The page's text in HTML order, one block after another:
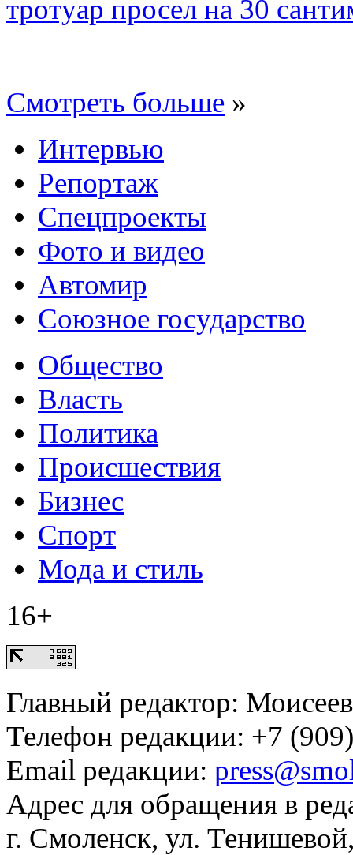
тротуар просел на 30
Смотреть больше »
Интервью
Репортаж
Спецпроекты
Фото и видео
Автомир
Союзное государство
Общество
Власть
Политика
Происшествия
Бизнес
Спорт
Мода и стиль
16+
Главный редактор:
Телефон редакции: +7
Email редакции:
Адрес для обращения в
г. Смоленск, ул.